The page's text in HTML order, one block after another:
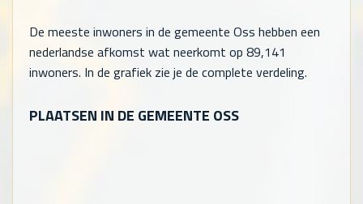
De meeste inwoners in de gemeente Oss hebben een
nederlandse afkomst wat neerkomt op 89,141
inwoners. In de grafiek zie je de complete verdeling.
PLAATSEN IN DE GEMEENTE OSS